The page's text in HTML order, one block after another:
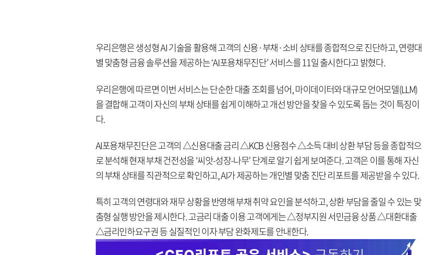
우리은행은 생성형 AI 기술을 활용해 고객의 신용·부채·소비 상태를 종합적으로 진단하고, 연령대
별 맞춤형 금융 솔루션을 제공하는 ‘AI포용채무진단’ 서비스를 11일 출시한다고 밝혔다.
우리은행에 따르면 이번 서비스는 단순한 대출 조회를 넘어, 마이데이터와 대규모 언어모델(LLM)
을 결합해 고객이 자신의 부채 상태를 쉽게 이해하고 개선 방안을 찾을 수 있도록 돕는 것이 특징이
다.
AI포용채무진단은 고객의 △신용대출 금리 △KCB 신용점수 △소득 대비 상환 부담 등을 종합적으
로 분석해 현재 부채 건전성을 ‘씨앗-성장-나무’ 단계로 알기 쉽게 보여준다. 고객은 이를 통해 자신
의 부채 상태를 직관적으로 확인하고, AI가 제공하는 개인별 맞춤 진단 리포트를 제공받을 수 있다.
특히 고객의 연령대와 재무 상황을 반영해 부채 취약 요인을 분석하고, 상환 부담을 줄일 수 있는 맞
춤형 실행 방안을 제시한다. 고금리 대출 이용 고객에게는 △정부지원 서민금융 상품 △대환대출
△금리인하요구권 등 실질적인 이자 부담 완화제도를 안내한다.